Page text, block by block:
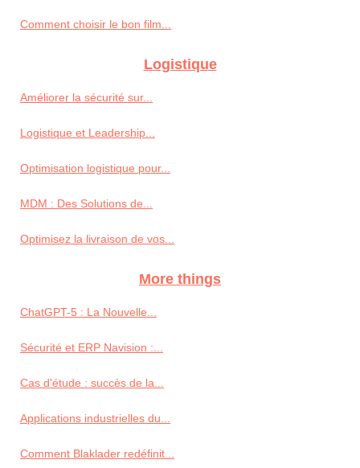
Comment choisir le bon film...
Logistique
Améliorer la sécurité sur...
Logistique et Leadership...
Optimisation logistique pour...
MDM : Des Solutions de...
Optimisez la livraison de vos...
More things
ChatGPT-5 : La Nouvelle...
Sécurité et ERP Navision :...
Cas d'étude : succès de la...
Applications industrielles du...
Comment Blaklader redéfinit...